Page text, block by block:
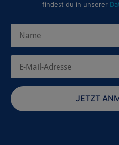
findest du in unserer
JETZT